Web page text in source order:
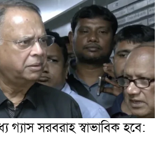
গ্যাস সরবরাহ স্বাভাবিক হবে: